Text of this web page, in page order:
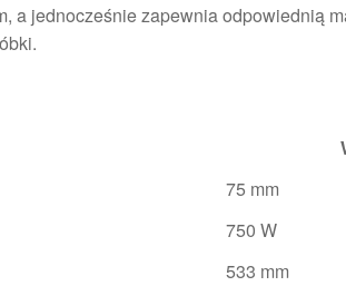
a jednocześnie zapewnia odpowiednią
75 mm
750 W
533 mm